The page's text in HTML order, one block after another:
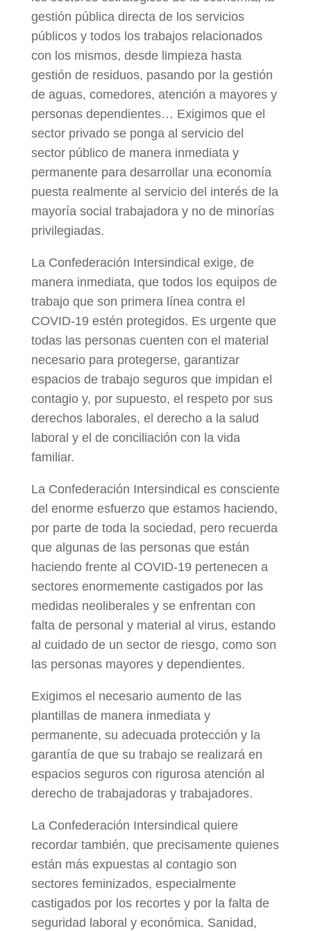
gestión pública directa de los servicios
públicos y todos los trabajos relacionados
con los mismos, desde limpieza hasta
gestión de residuos, pasando por la gestión
de aguas, comedores, atención a mayores y
personas dependientes… Exigimos que el
sector privado se ponga al servicio del
sector público de manera inmediata y
permanente para desarrollar una economía
puesta realmente al servicio del interés de la
mayoría social trabajadora y no de minorías
privilegiadas.
La Confederación Intersindical exige, de
manera inmediata, que todos los equipos de
trabajo que son primera línea contra el
COVID-19 estén protegidos. Es urgente que
todas las personas cuenten con el material
necesario para protegerse, garantizar
espacios de trabajo seguros que impidan el
contagio y, por supuesto, el respeto por sus
derechos laborales, el derecho a la salud
laboral y el de conciliación con la vida
familiar.
La Confederación Intersindical es consciente
del enorme esfuerzo que estamos haciendo,
por parte de toda la sociedad, pero recuerda
que algunas de las personas que están
haciendo frente al COVID-19 pertenecen a
sectores enormemente castigados por las
medidas neoliberales y se enfrentan con
falta de personal y material al virus, estando
al cuidado de un sector de riesgo, como son
las personas mayores y dependientes.
Exigimos el necesario aumento de las
plantillas de manera inmediata y
permanente, su adecuada protección y la
garantía de que su trabajo se realizará en
espacios seguros con rigurosa atención al
derecho de trabajadoras y trabajadores.
La Confederación Intersindical quiere
recordar también, que precisamente quienes
están más expuestas al contagio son
sectores feminizados, especialmente
castigados por los recortes y por la falta de
seguridad laboral y económica. Sanidad,